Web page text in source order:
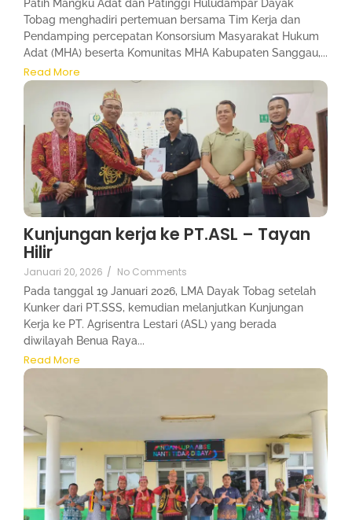
Patih Mangku Adat dan Patinggi Huludampar Dayak
Tobag menghadiri pertemuan bersama Tim Kerja dan
Pendamping percepatan Konsorsium Masyarakat Hukum
Adat (MHA) beserta Komunitas MHA Kabupaten Sanggau,...
Read More
Kunjungan kerja ke PT.ASL – Tayan
Hilir
Januari 20, 2026 / No Comments
Pada tanggal 19 Januari 2026, LMA Dayak Tobag setelah
Kunker dari PT.SSS, kemudian melanjutkan Kunjungan
Kerja ke PT. Agrisentra Lestari (ASL) yang berada
diwilayah Benua Raya...
Read More